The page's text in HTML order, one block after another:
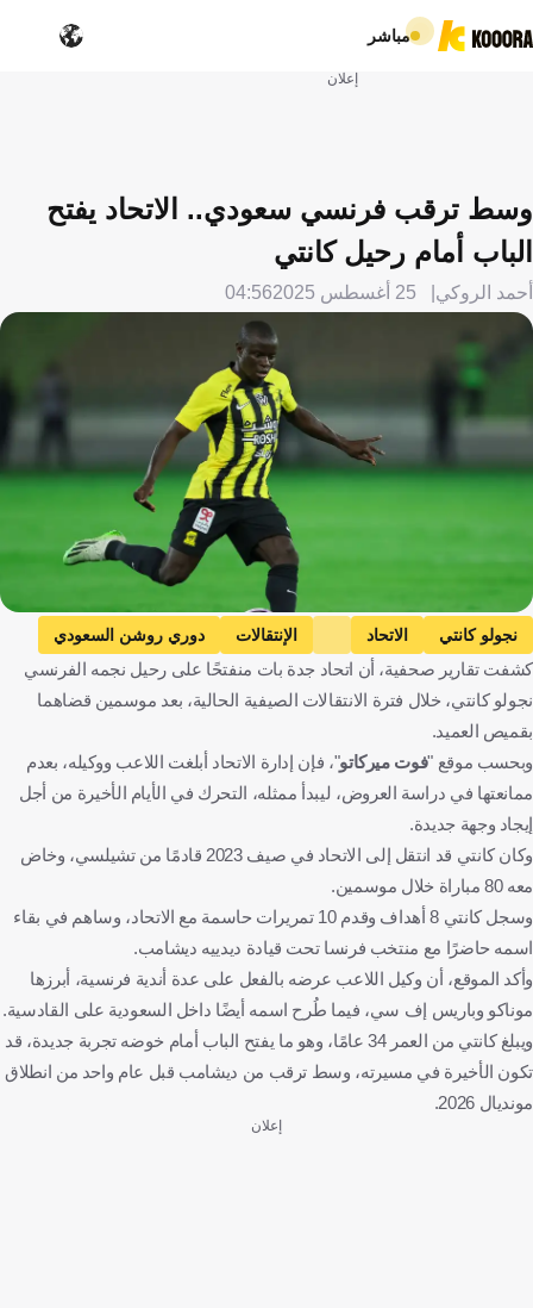
مباشر
إعلان
وسط ترقب فرنسي سعودي.. الاتحاد يفتح
الباب أمام رحيل كانتي
أحمد الروكي 25 أغسطس 2025 04:56
نجولو كانتي الاتحاد الإنتقالات
دوري روشن السعودي
القادسية
موناكو
باريس
المملكة العربية السعودية
كرة قدم
كشفت تقارير صحفية، أن اتحاد جدة بات منفتحًا على رحيل نجمه الفرنسي
نجولو كانتي، خلال فترة الانتقالات الصيفية الحالية، بعد موسمين قضاهما
بقميص العميد.
وبحسب موقع "فوت ميركاتو"، فإن إدارة الاتحاد أبلغت اللاعب ووكيله، بعدم
ممانعتها في دراسة العروض، ليبدأ ممثله، التحرك في الأيام الأخيرة من أجل
إيجاد وجهة جديدة.
وكان كانتي قد انتقل إلى الاتحاد في صيف 2023 قادمًا من تشيلسي، وخاض
معه 80 مباراة خلال موسمين.
وسجل كانتي 8 أهداف وقدم 10 تمريرات حاسمة مع الاتحاد، وساهم في بقاء
اسمه حاضرًا مع منتخب فرنسا تحت قيادة ديدييه ديشامب.
وأكد الموقع، أن وكيل اللاعب عرضه بالفعل على عدة أندية فرنسية، أبرزها
موناكو وباريس إف سي، فيما طُرح اسمه أيضًا داخل السعودية على القادسية.
ويبلغ كانتي من العمر 34 عامًا، وهو ما يفتح الباب أمام خوضه تجربة جديدة، قد
تكون الأخيرة في مسيرته، وسط ترقب من ديشامب قبل عام واحد من انطلاق
مونديال 2026.
إعلان